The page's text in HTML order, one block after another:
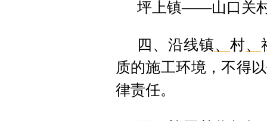
坪上镇——山口关
四、沿线镇、 村、
质的施工环境，不得
律责任。